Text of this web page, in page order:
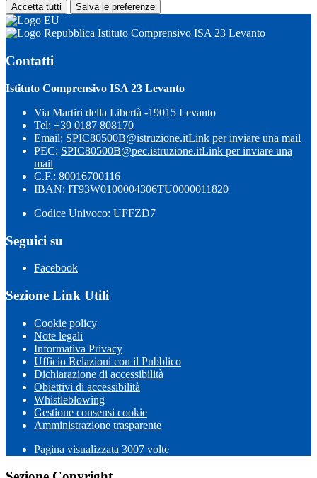
Accetta tutti Salva le preferenze
Istituto Comprensivo ISA 23 Levanto
Contatti
Istituto Comprensivo ISA 23 Levanto
Via Martiri della Libertà -19015 Levanto
Tel: +39 0187 808170
Email: SPIC80500B@istruzione.itLink per inviare una mail
PEC: SPIC80500B@pec.istruzione.itLink per inviare una
mail
C.F.: 80016700116
IBAN: IT93W0100004306TU0000011820
Codice Univoco: UFFZD7
Seguici su
Facebook
Sezione Link Utili
Cookie policy
Note legali
Informativa Privacy
Ufficio Relazioni con il Pubblico
Dichiarazione di accessibilità
Obiettivi di accessibilità
Whistleblowing
Gestione consensi cookie
Amministrazione trasparente
Pagina visualizzata 3007 volte